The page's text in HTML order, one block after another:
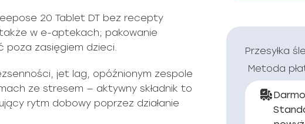
20 Tablet DT bez recepty
w e-aptekach; pakowanie
poza zasięgiem dzieci.
jet lag, opóźnionym zespole
ze stresem — aktywny składnik to
rytm dobowy poprzez działanie
Przesyłka
Metoda